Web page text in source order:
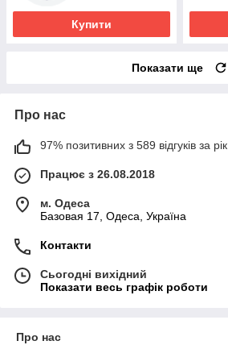
Купити
Показати ще
Про нас
97% позитивних з 589 відгуків за рік
Працює з 26.08.2018
м. Одеса
Базовая 17, Одеса, Україна
Контакти
Сьогодні вихідний
Показати весь графік роботи
Про нас